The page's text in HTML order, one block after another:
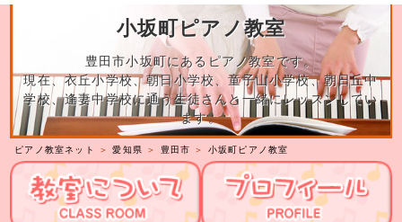
小坂町ピアノ教室
豊田市小坂町にあるピアノ教室です。
現在、衣丘小学校、朝日小学校、童子山小学校、朝日丘中
学校、逢妻中学校に通う生徒さんと一緒にレッスンしてい
ます。
ピアノ教室ネット ＞愛知県 ＞ 豊田市 ＞ 小坂町ピアノ教室